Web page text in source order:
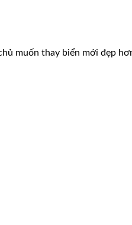
muốn thay biển mới đẹp